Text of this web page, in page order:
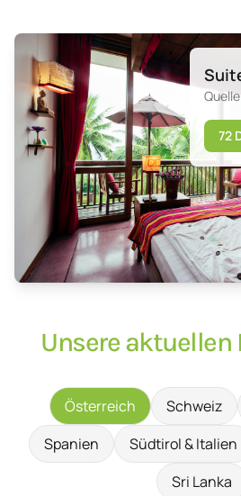
72
Unsere aktuellen
Österreich Schweiz
Spanien
Südtirol & Italien
Sri Lanka